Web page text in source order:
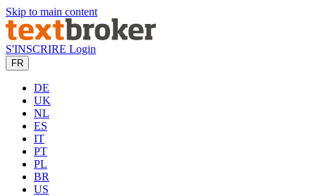
Skip to main content
S'INSCRIRE Login
FR
DE
UK
NL
ES
IT
PT
PL
BR
US